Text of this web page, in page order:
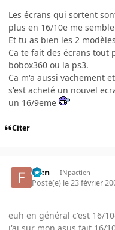
Les écrans qui sortent
plus en 16/10e me
Et tu as bien les 2
Ca te fait des écrans tout
bobox360 ou la ps3.
Ca m'a aussi vachement
s'est acheté un nouvel
un 16/9eme
Citer
fbzn INpactien
Posté(e) le 23 février
euh en général c'est 16/